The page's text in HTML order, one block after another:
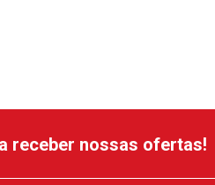
receber nossas ofertas!